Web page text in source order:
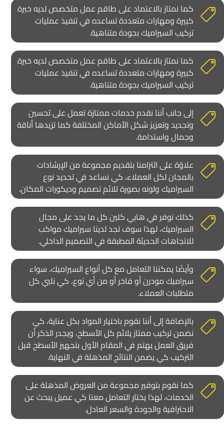
كما نمتاز بالاعتماد على طاقم عمل متخصص لديه خبرة
كبيرة ومهارات متعددة تساعده في تنفيذ عمليات
تركيب السيراميك بجودة متناهية.
كما نمتاز بالاعتماد على طاقم عمل متخصص لديه خبرة
كبيرة ومهارات متعددة تساعده في تنفيذ عمليات
تركيب السيراميك بجودة متناهية.
إلى جانب أننا نقدم خدمات ممتازة تعمل على تحسين
وتجديد وتعزيز شكل الأماكن المختلفة كما تزيدها أناقة
وجمال واستدامة.
علاوًة على التزامنا بتقديم مجموعة من الإرشادات
بالمجان لكل العملاء، كي نساعد في تحديد نوع
السيراميك ولونه بصورة تلائم تصميم وديكورات المكان.
كذلك نوفر في هابي كلين كل ما يجد على مجال
السيراميك، لهذا سوف تجد لدينا سيراميك مواكب
للاتجاهات الحديثة المطبقة في التصميم الداخلي.
وأيضًا يمكننا التعامل مع كل أنواع السيراميك، سواء
سيراميك مودرن أو فاخر أو من أي نوع، كي نلبي كل
متطلبات العملاء.
بالإضافة إلى أننا نقوم باختيار المواد بكل عناية، كي
نضمن تركيب ممتاز يلائم كل الأسطح، ويجدر الذكر أن
فريق العمل يهتم في المقام الأول بتجهيز الأسطح قبل
التركيب كي يضمن النتائج المذهلة في النهاية.
كما نقوم بتوفير مجموعة من العروض المذهلة على
الخدمات، لهذا يختار التعامل معنا كي عميل يبحث عن
الاحترافية والجودة والسعر العادل.